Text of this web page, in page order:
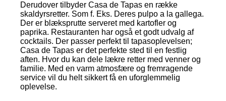
Derudover tilbyder Casa de Tapas en række
skaldyrsretter. Som f. Eks. Deres pulpo a la gallega.
Der er blæksprutte serveret med kartofler og
paprika. Restauranten har også et godt udvalg af
cocktails. Der passer perfekt til tapasoplevelsen;
Casa de Tapas er det perfekte sted til en festlig
aften. Hvor du kan dele lækre retter med venner og
familie. Med en varm atmosfære og fremragende
service vil du helt sikkert få en uforglemmelig
oplevelse.